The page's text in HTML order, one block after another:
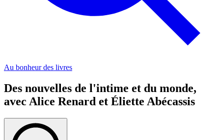
Au bonheur des livres
Des nouvelles de l'intime et du monde,
avec Alice Renard et Éliette Abécassis